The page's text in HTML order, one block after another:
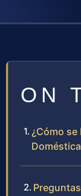
ON
¿Cómo